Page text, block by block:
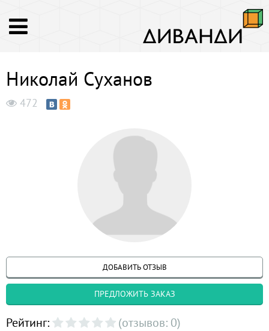
Николай Суханов
472
ДОБАВИТЬ ОТЗЫВ
ПРЕДЛОЖИТЬ ЗАКАЗ
Рейтинг: (отзывов: 0)